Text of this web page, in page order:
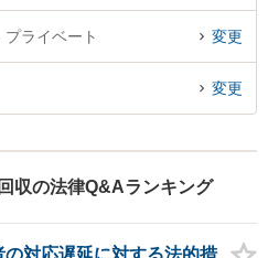
ライベート 変更
変更
収の法律Q&Aランキング
の対応遅延に対する法的措